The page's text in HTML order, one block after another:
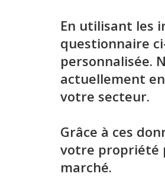
En utilisant les
questionnaire
personnalisée.
actuellement
votre secteur.
Grâce à ces
votre propriété
marché.